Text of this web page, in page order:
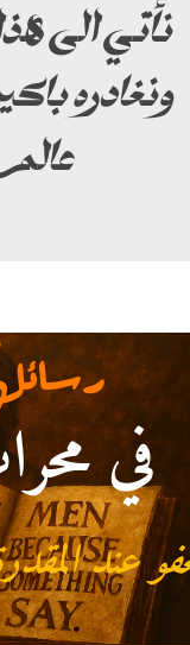
نأتي الى
ونغادره
في
.